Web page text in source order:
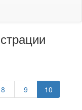
8 9 10